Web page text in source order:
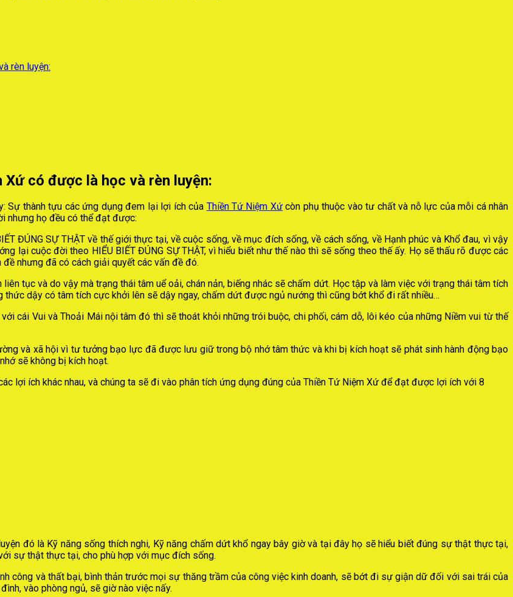
rèn luyện:
có được là học và rèn luyện:
Sự thành tựu các ứng dụng đem lại lợi ích của Thiền Tứ Niệm Xứcòn phụ thuộc vào tư chất và nỗ lực của mỗi cá nhân
nhưng họ đều có thể đạt được:
ĐÚNG SỰ THẬT về thế giới thực tại, về cuộc sống, về mục đích sống, về cách sống, về Hạnh phúc và Khổ đau, vì vậy
lại cuộc đời theo HIỂU BIẾT ĐÚNG SỰ THẬT, vì hiểu biết như thế nào thì sẽ sống theo thế ấy. Họ sẽ thấu rõ được các
nhưng đã có cách giải quyết các vấn đề đó.
liên tục và do vậy mà trạng thái tâm uể oải, chán nản, biếng nhác sẽ chấm dứt. Học tập và làm việc với trạng thái tâm tích
dậy có tâm tích cực khởi lên sẽ dậy ngay, chấm dứt được ngủ nướng thì cũng bớt khổ đi rất nhiều…
cái Vui và Thoải Mái nội tâm đó thì sẽ thoát khỏi những trói buộc, chi phối, cám dỗ, lôi kéo của những Niềm vui từ thế
và xã hội vì tư tưởng bạo lực đã được lưu giữ trong bộ nhớ tâm thức và khi bị kích hoạt sẽ phát sinh hành động bạo
sẽ không bị kích hoạt.
lợi ích khác nhau, và chúng ta sẽ đi vào phân tích ứng dụng đúng của Thiền Tứ Niệm Xứ để đạt được lợi ích với 8
đó là Kỹ năng sống thích nghi, Kỹ năng chấm dứt khổ ngay bây giờ và tại đây họ sẽ hiểu biết đúng sự thật thực tại,
sự thật thực tại, cho phù hợp với mục đích sống.
công và thất bại, bình thản trước mọi sự thăng trầm của công việc kinh doanh, sẽ bớt đi sự giận dữ đối với sai trái của
vào phòng ngủ, sẽ giờ nào việc nấy.